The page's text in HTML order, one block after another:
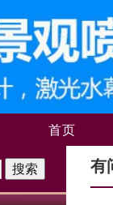
首页
有